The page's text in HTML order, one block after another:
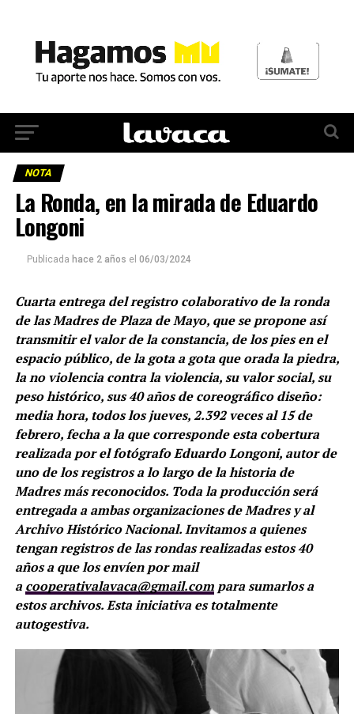
NOTA
La Ronda, en la mirada de Eduardo
Longoni
Publicada hace 2 años el 06/03/2024
Cuarta entrega del registro colaborativo de la ronda
de las Madres de Plaza de Mayo, que se propone así
transmitir el valor de la constancia, de los pies en el
espacio público, de la gota a gota que orada la piedra,
la no violencia contra la violencia, su valor social, su
peso histórico, sus 40 años de coreográfico diseño:
media hora, todos los jueves, 2.392 veces al 15 de
febrero, fecha a la que corresponde esta cobertura
realizada por el fotógrafo Eduardo Longoni, autor de
uno de los registros a lo largo de la historia de
Madres más reconocidos. Toda la producción será
entregada a ambas organizaciones de Madres y al
Archivo Histórico Nacional. Invitamos a quienes
tengan registros de las rondas realizadas estos 40
años a que los envíen por mail
a cooperativalavaca@gmail.compara sumarlos a
estos archivos. Esta iniciativa es totalmente
autogestiva.